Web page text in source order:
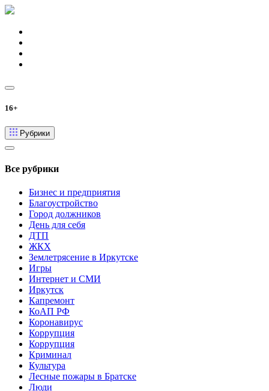
16+
Рубрики
Все рубрики
Бизнес и предприятия
Благоустройство
Город должников
День для себя
ДТП
ЖКХ
Землетрясение в Иркутске
Игры
Интернет и СМИ
Иркутск
Капремонт
КоАП РФ
Коронавирус
Коррупция
Коррупция
Криминал
Культура
Лесные пожары в Братске
Люди